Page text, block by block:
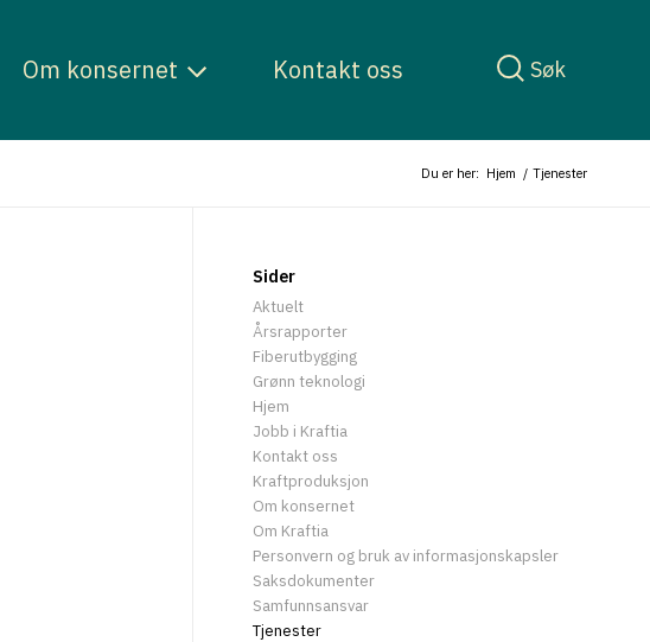
Om konsernet Kontakt oss Søk
Du er her: Hjem / Tjenester
Sider
Aktuelt
Årsrapporter
Fiberutbygging
Grønn teknologi
Hjem
Jobb i Kraftia
Kontakt oss
Kraftproduksjon
Om konsernet
Om Kraftia
Personvern og bruk av informasjonskapsler
Saksdokumenter
Samfunnsansvar
Tjenester